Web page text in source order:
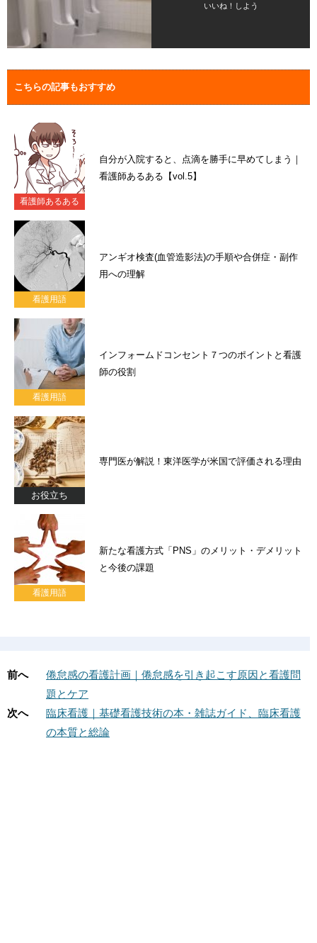
いいね！しよう
こちらの記事もおすすめ
看護師あるある
自分が入院すると、点滴を勝手に早めてしまう｜
看護師あるある【vol.5】
看護用語
アンギオ検査(血管造影法)の手順や合併症・副作
用への理解
看護用語
インフォームドコンセント７つのポイントと看護
師の役割
お役立ち
専門医が解説！東洋医学が米国で評価される理由
看護用語
新たな看護方式「PNS」のメリット・デメリット
と今後の課題
前へ
倦怠感の看護計画｜倦怠感を引き起こす原因と看護問
題とケア
次へ
臨床看護｜基礎看護技術の本・雑誌ガイド、臨床看護
の本質と総論